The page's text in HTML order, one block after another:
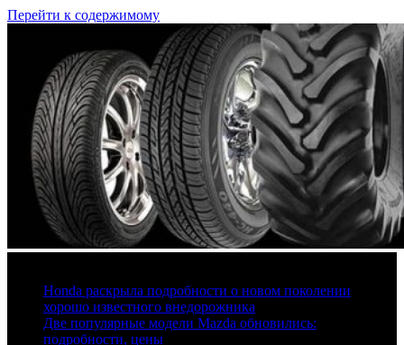
Перейти к содержимому
Honda раскрыла подробности о новом поколении
хорошо известного внедорожника
Две популярные модели Mazda обновились:
подробности, цены